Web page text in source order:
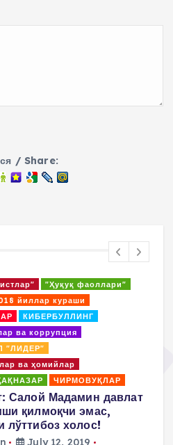
/ Share:
"Ҳуқуқ фаоллари"
йиллар кураши
КИБЕРБУЛЛИНГ
ва коррупция
"ЛИДЕР"
ва ҳомийлар
ЧИРМОВУҚЛАР
Салой Мадамин давлат
қилмоқчи эмас,
лўттибоз холос!
July 12, 2019